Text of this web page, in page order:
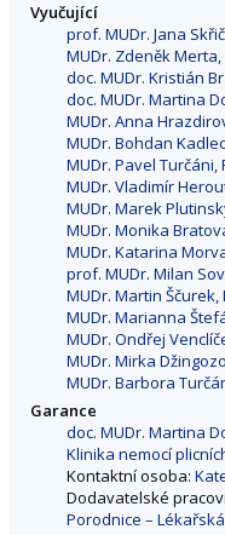
Vyučující
prof. MUDr. Jana
MUDr. Zdeněk Merta,
doc. MUDr. Kristián
doc. MUDr. Martina
MUDr. Anna
MUDr. Bohdan
MUDr. Pavel Turčáni,
MUDr. Vladimír
MUDr. Marek
MUDr. Monika
MUDr. Katarina
prof. MUDr. Milan
MUDr. Martin Ščurek,
MUDr. Marianna
MUDr. Ondřej
MUDr. Mirka
MUDr. Barbora
Garance
doc. MUDr. Martina
Klinika nemocí
Kontaktní osoba:
Dodavatelské
Porodnice –